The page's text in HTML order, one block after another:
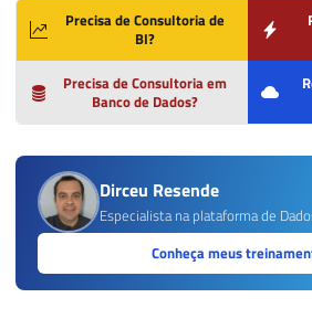
Precisa de Consultoria de
BI?
Precisa de Consultoria em
Banco de Dados?
Dirceu Resende
Especialista na plataforma de
Conheça meus